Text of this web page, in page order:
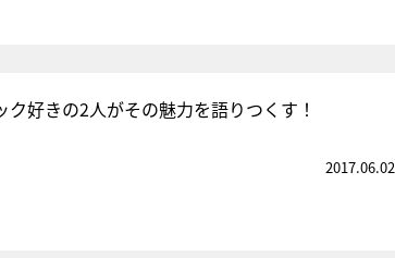
好きの2人がその魅力を語りつくす！
2017.06.02